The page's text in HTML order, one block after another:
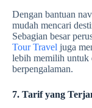
Dengan bantuan
mudah mencari
Sebagian besar
Tour Travel juga
lebih memilih untuk
berpengalaman.
7. Tarif yang